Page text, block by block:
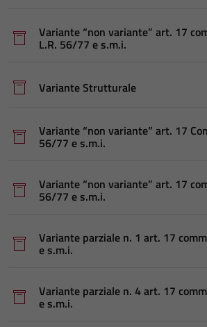
Variante “non variante” art. 17
L.R. 56/77 e s.m.i.
Variante Strutturale
Variante “non variante” art. 17
56/77 e s.m.i.
Variante “non variante” art. 17
56/77 e s.m.i.
Variante parziale n. 1 art. 17
e s.m.i.
Variante parziale n. 4 art. 17
e s.m.i.